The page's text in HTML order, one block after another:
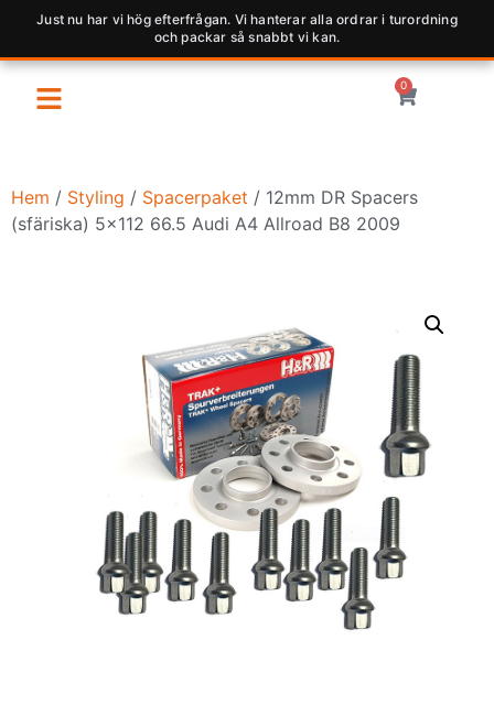
Just nu har vi hög efterfrågan. Vi hanterar alla ordrar i turordning
och packar så snabbt vi kan.
0
Hem / Styling / Spacerpaket / 12mm DR Spacers
(sfäriska) 5×112 66.5 Audi A4 Allroad B8 2009